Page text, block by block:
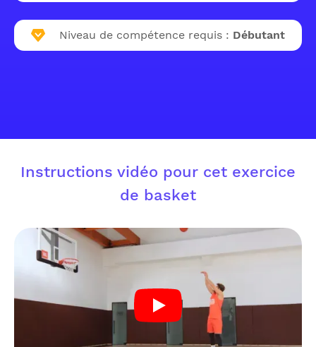
Niveau de compétence requis : Débutant
Instructions vidéo pour cet exercice
de basket